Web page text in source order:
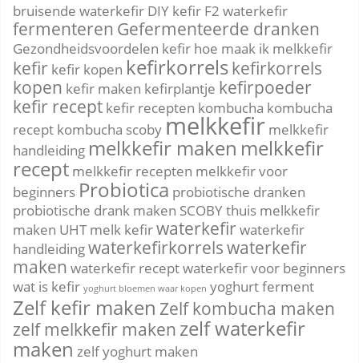
bruisende waterkefir DIY kefir F2 waterkefir
fermenteren Gefermenteerde dranken
Gezondheidsvoordelen kefir hoe maak ik melkkefir
kefir kefir kopen kefirkorrelskefirkorrels
kopen kefir maken kefirplantje kefirpoeder
kefir recept kefir recepten kombucha kombucha
recept kombucha scoby melkkefir melkkefir
handleiding melkkefir maken melkkefir
recept melkkefir recepten melkkefir voor
beginners Probiotica probiotische dranken
probiotische drank maken SCOBYthuis melkkefir
maken UHT melk kefirwaterkefirwaterkefir
handleidingwaterkefirkorrelswaterkefir
maken waterkefir receptwaterkefir voor beginners
wat is kefir yoghurt bloemen waar kopen yoghurt ferment
Zelf kefir maken Zelf kombucha maken
zelf melkkefir maken zelf waterkefir
maken zelf yoghurt maken